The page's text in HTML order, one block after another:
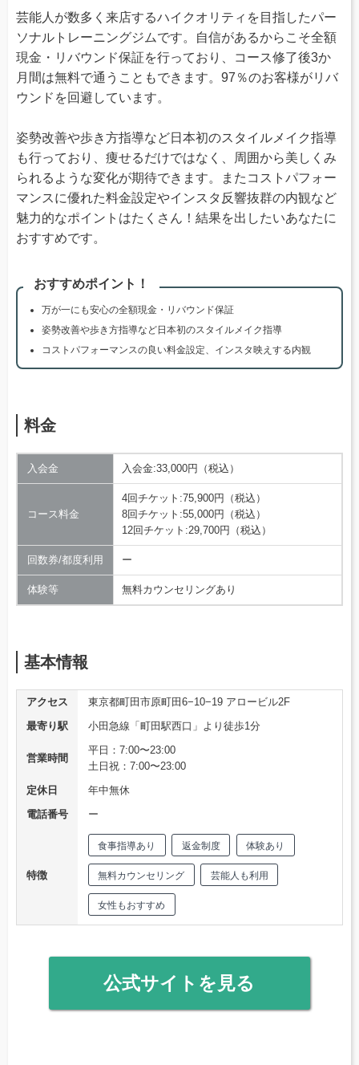
芸能人が数多く来店するハイクオリティを目指したパー
ソナルトレーニングジムです。自信があるからこそ全額
現金・リバウンド保証を行っており、コース修了後3か
月間は無料で通うこともできます。97％のお客様がリバ
ウンドを回避しています。
姿勢改善や歩き方指導など日本初のスタイルメイク指導
も行っており、痩せるだけではなく、周囲から美しくみ
られるような変化が期待できます。またコストパフォー
マンスに優れた料金設定やインスタ反響抜群の内観など
魅力的なポイントはたくさん！結果を出したいあなたに
おすすめです。
おすすめポイント！
万が一にも安心の全額現金・リバウンド保証
姿勢改善や歩き方指導など日本初のスタイルメイク指導
コストパフォーマンスの良い料金設定、インスタ映えする内観
料金
入会金 入会金:33,000円（税込）
コース料金
4回チケット:75,900円（税込）
8回チケット:55,000円（税込）
12回チケット:29,700円（税込）
回数券/都度利用 ー
体験等 無料カウンセリングあり
基本情報
アクセス
東京都町田市原町田6−10−19 アロービル2F
最寄り駅
小田急線「町田駅西口」より徒歩1分
営業時間
平日：7:00〜23:00
土日祝：7:00〜23:00
定休日
年中無休
電話番号
ー
特徴
食事指導あり 返金制度 体験あり
無料カウンセリング 芸能人も利用
女性もおすすめ
公式サイトを見る